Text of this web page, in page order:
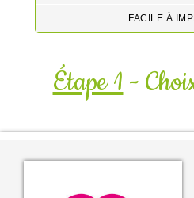
FACILE À
Étape 1-